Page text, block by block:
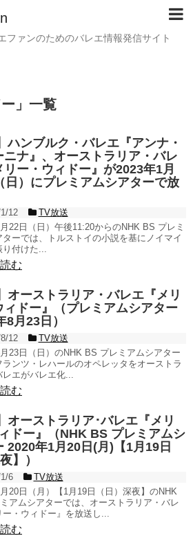
ファンのためのバレエ情報発信サイト
」 一覧
ハンブルク・バレエ『アンナ・
ニナ』、オーストラリア・バレ
リー・ウィドー』が2023年1月
日）にプレミアムシアターで放
12
TV放送
22日（日）午後11:20からのNHK BS プレミ
ターでは、トルストイの小説を基にノイマイ
付けた...
む
オーストラリア・バレエ『メリ
ィドー』（プレミアムシアター
8月23日）
12
TV放送
23日（日）のNHK BS プレミアムシアター
ランツ・レハールのオペレッタをオーストラ
レエがバレエ化...
む
オーストラリア･バレエ『メリ
ドー』（NHK BS プレミアムシ
2020年1月20日(月)【1月19日
】）
6
TV放送
20日（月）【1月19日（日）深夜】のNHK
アムシアターでは、オーストラリア・バレ
・ウィドー』を放送し...
む